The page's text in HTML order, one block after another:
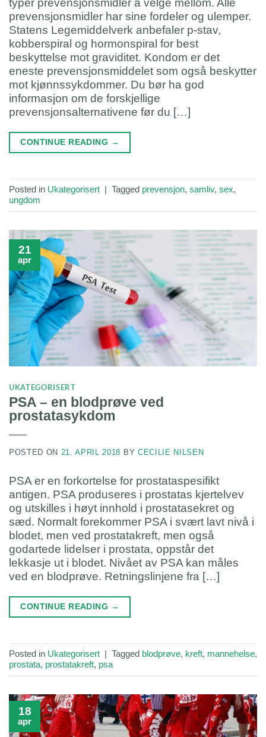
typer prevensjonsmidler å velge mellom. Alle
prevensjonsmidler har sine fordeler og ulemper.
Statens Legemiddelverk anbefaler p-stav,
kobberspiral og hormonspiral for best
beskyttelse mot graviditet. Kondom er det
eneste prevensjonsmiddelet som også beskytter
mot kjønnssykdommer. Du bør ha god
informasjon om de forskjellige
prevensjonsalternativene før du […]
CONTINUE READING →
Posted in Ukategorisert | Tagged prevensjon, samliv, sex,
ungdom
21
apr
UKATEGORISERT
PSA – en blodprøve ved
prostatasykdom
POSTED ON 21. APRIL 2018 BY CECILIE NILSEN
PSA er en forkortelse for prostataspesifikt
antigen. PSA produseres i prostatas kjertelvev
og utskilles i høyt innhold i prostatasekret og
sæd. Normalt forekommer PSA i svært lavt nivå i
blodet, men ved prostatakreft, men også
godartede lidelser i prostata, oppstår det
lekkasje ut i blodet. Nivået av PSA kan måles
ved en blodprøve. Retningslinjene fra […]
CONTINUE READING →
Posted in Ukategorisert | Tagged blodprøve, kreft, mannehelse,
prostata, prostatakreft, psa
18
apr